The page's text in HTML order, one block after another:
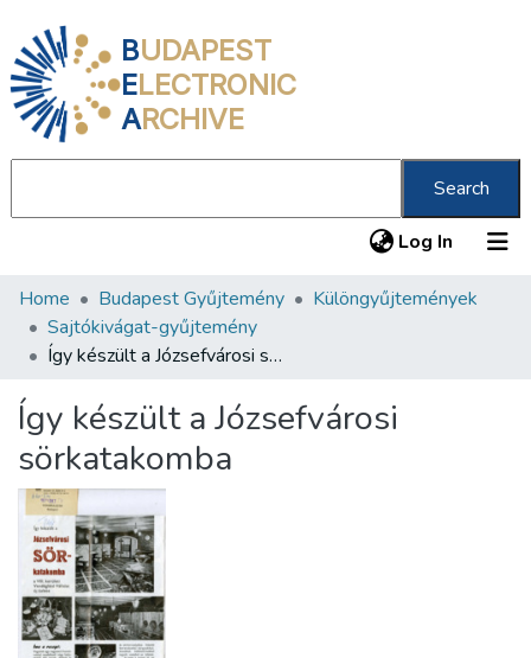
BUDAPEST
ELECTRONIC
ARCHIVE
Search
Log In (current)
Communities & Collections
All of DSpace
Statistics
About us
Home Budapest Gyűjtemény
Különgyűjtemények
Sajtókivágat-gyűjtemény
Így készült a Józsefvárosi sörkatakomba
Így készült a Józsefvárosi
sörkatakomba